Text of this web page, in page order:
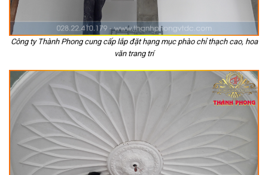
Công ty Thành Phong cung cấp lắp đặt hạng mục phào chỉ thạch cao, hoa
văn trang trí